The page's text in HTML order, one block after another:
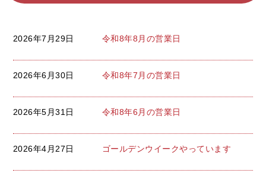
2026年7月29日 令和8年8月の営業日
2026年6月30日 令和8年7月の営業日
2026年5月31日 令和8年6月の営業日
2026年4月27日 ゴールデンウイークやっています